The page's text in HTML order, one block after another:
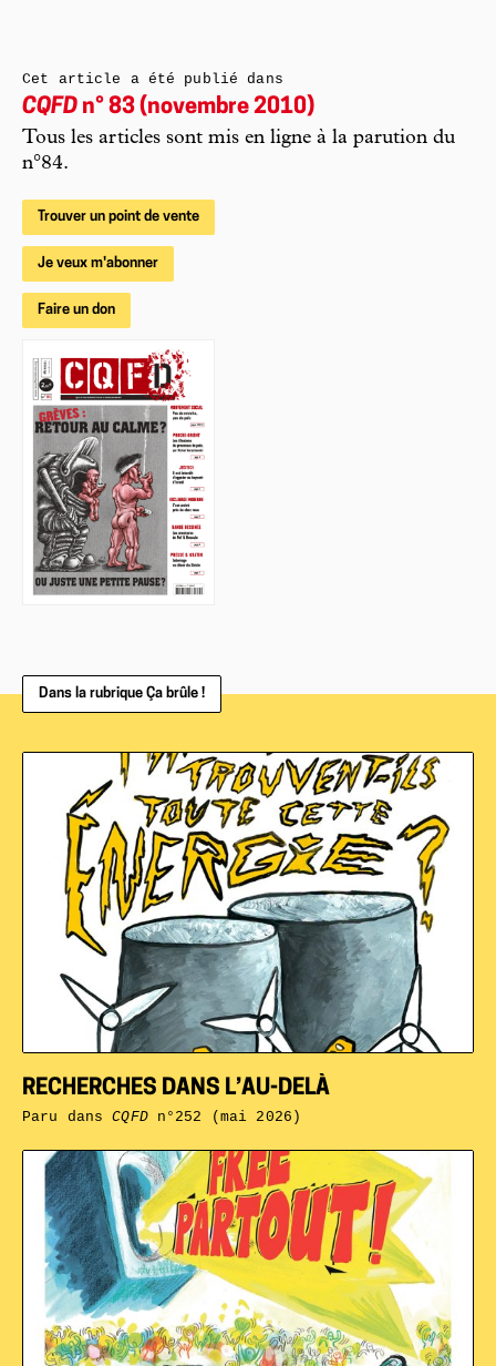
Cet article a été publié dans
CQFD n° 83 (novembre 2010)
Tous les articles sont mis en ligne à la parution du
n°84.
Trouver un point de vente
Je veux m'abonner
Faire un don
Dans la rubrique Ça brûle !
RECHERCHES DANS L’AU-DELÀ
Paru dansCQFDn°252 (mai 2026)